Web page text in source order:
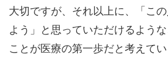
大切ですが、それ以上に、「こ
よう」と思っていただけるよう
ことが医療の第一歩だと考えてい